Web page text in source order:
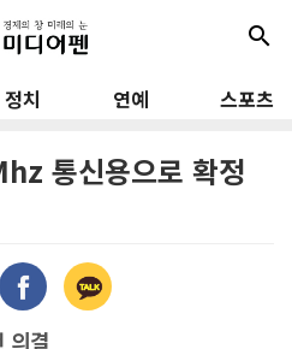
search
정치 연예 스포츠
통신용으로 확정
의결